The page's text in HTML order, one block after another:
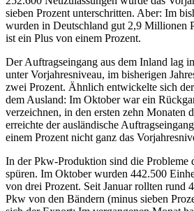
sieben Prozent unterschritten. Aber: Im
wurden in Deutschland gut 2,9 Millionen
ist ein Plus von einem Prozent.
Der Auftragseingang aus dem Inland lag
unter Vorjahresniveau, im bisherigen
zwei Prozent. Ähnlich entwickelte sich
dem Ausland: Im Oktober war ein
verzeichnen, in den ersten zehn Monaten
erreichte der ausländische
einem Prozent nicht ganz das
In der Pkw-Produktion sind die Probleme
spüren. Im Oktober wurden 442.500
von drei Prozent. Seit Januar rollten rund
Pkw von den Bändern (minus sieben